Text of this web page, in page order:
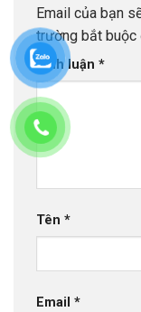
Email của bạn
trường bắt buộc
Bình luận *
Tên *
Email *